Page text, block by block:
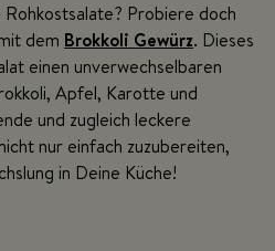
Probiere doch
dem Brokkoli Gewürz. Dieses
einen unverwechselbaren
Apfel, Karotte und
und zugleich leckere
nur einfach zuzubereiten,
in Deine Küche!